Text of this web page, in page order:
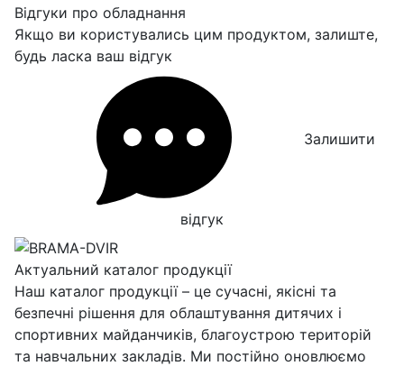
Відгуки про обладнання
Якщо ви користувались цим продуктом, залиште,
будь ласка ваш відгук
відгук
Актуальний каталог продукції
Наш каталог продукції – це сучасні, якісні та
безпечні рішення для облаштування дитячих і
спортивних майданчиків, благоустрою територій
та навчальних закладів. Ми постійно оновлюємо